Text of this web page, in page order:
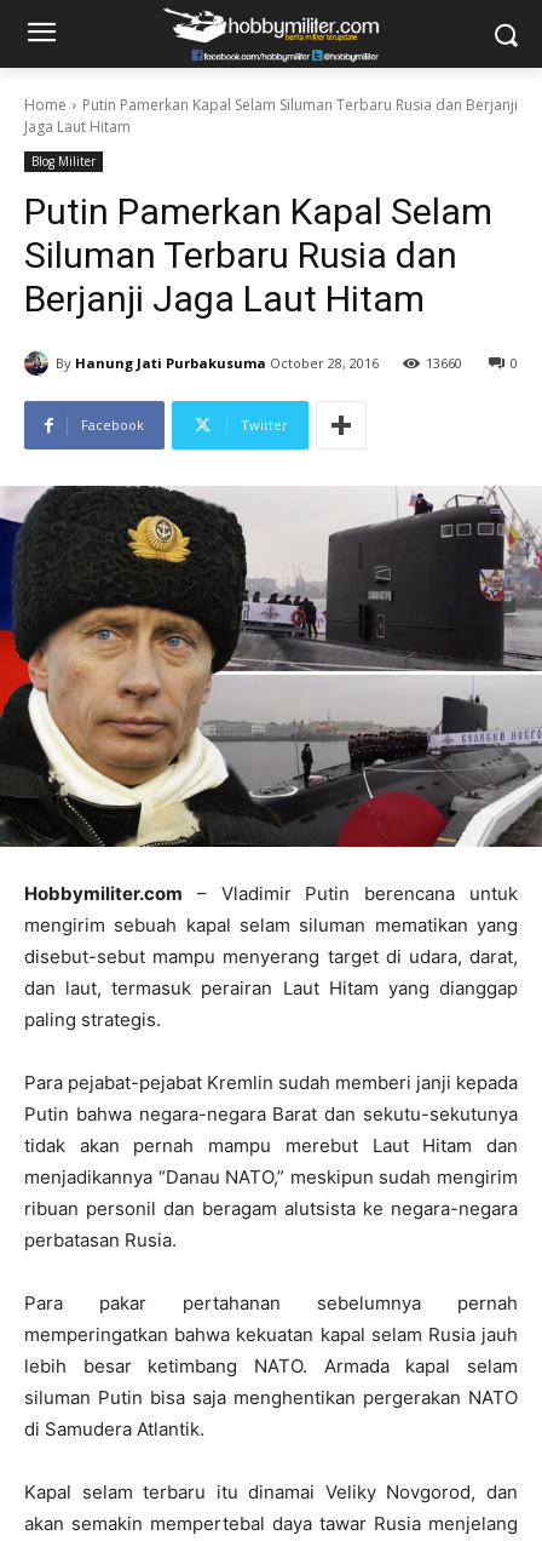
Home
Putin Pamerkan Kapal Selam Siluman Terbaru Rusia dan Berjanji
Jaga Laut Hitam
Blog Militer
Putin Pamerkan Kapal Selam
Siluman Terbaru Rusia dan
Berjanji Jaga Laut Hitam
By Hanung Jati Purbakusuma October 28, 2016 0
13660
Facebook Twitter
Hobbymiliter.com – Vladimir Putin berencana untuk
mengirim sebuah kapal selam siluman mematikan yang
disebut-sebut mampu menyerang target di udara, darat,
dan laut, termasuk perairan Laut Hitam yang dianggap
paling strategis.
Para pejabat-pejabat Kremlin sudah memberi janji kepada
Putin bahwa negara-negara Barat dan sekutu-sekutunya
tidak akan pernah mampu merebut Laut Hitam dan
menjadikannya “Danau NATO,” meskipun sudah mengirim
ribuan personil dan beragam alutsista ke negara-negara
perbatasan Rusia.
Para pakar pertahanan sebelumnya pernah
memperingatkan bahwa kekuatan kapal selam Rusia jauh
lebih besar ketimbang NATO. Armada kapal selam
siluman Putin bisa saja menghentikan pergerakan NATO
di Samudera Atlantik.
Kapal selam terbaru itu dinamai Veliky Novgorod, dan
akan semakin mempertebal daya tawar Rusia menjelang